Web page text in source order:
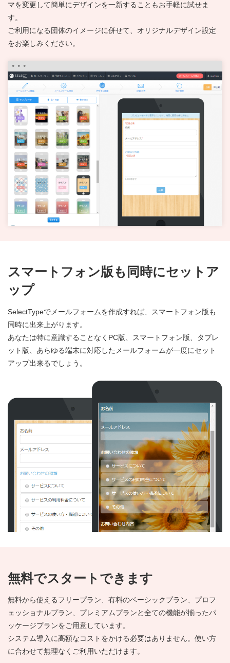
マを変更して簡単にデザインを一新することもお手軽に試せま
す。
ご利用になる団体のイメージに併せて、オリジナルデザイン設定
をお楽しみください。
スマートフォン版も同時にセットア
ップ
SelectTypeでメールフォームを作成すれば、スマートフォン版も
同時に出来上がります。
あなたは特に意識することなくPC版、スマートフォン版、タブレ
ット版、あらゆる端末に対応したメールフォームが一度にセット
アップ出来るでしょう。
無料でスタートできます
無料から使えるフリープラン、有料のベーシックプラン、プロフ
ェッショナルプラン、プレミアムプランと全ての機能が揃ったパ
ッケージプランをご用意しています。
システム導入に高額なコストをかける必要はありません。使い方
に合わせて無理なくご利用いただけます。